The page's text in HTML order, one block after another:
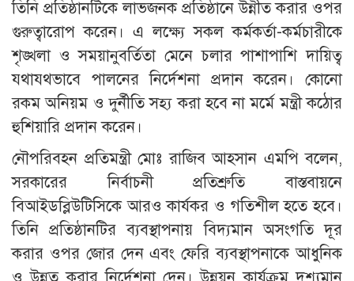
তিনি প্রতিষ্ঠানটিকে লাভজনক প্রতিষ্ঠানে উন্নীত করার ওপর
গুরুত্বারোপ করেন। এ লক্ষ্যে সকল কর্মকর্তা-কর্মচারীকে
শৃঙ্খলা ও সময়ানুবর্তিতা মেনে চলার পাশাপাশি দায়িত্ব
যথাযথভাবে পালনের নির্দেশনা প্রদান করেন। কোনো
রকম অনিয়ম ও দুর্নীতি সহ্য করা হবে না মর্মে মন্ত্রী কঠোর
হুশিয়ারি প্রদান করেন।
নৌপরিবহন প্রতিমন্ত্রী মোঃ রাজিব আহসান এমপি বলেন,
সরকারের নির্বাচনী প্রতিশ্রুতি বাস্তবায়নে
বিআইডব্লিউটিসিকে আরও কার্যকর ও গতিশীল হতে হবে।
তিনি প্রতিষ্ঠানটির ব্যবস্থাপনায় বিদ্যমান অসংগতি দূর
করার ওপর জোর দেন এবং ফেরি ব্যবস্থাপনাকে আধুনিক